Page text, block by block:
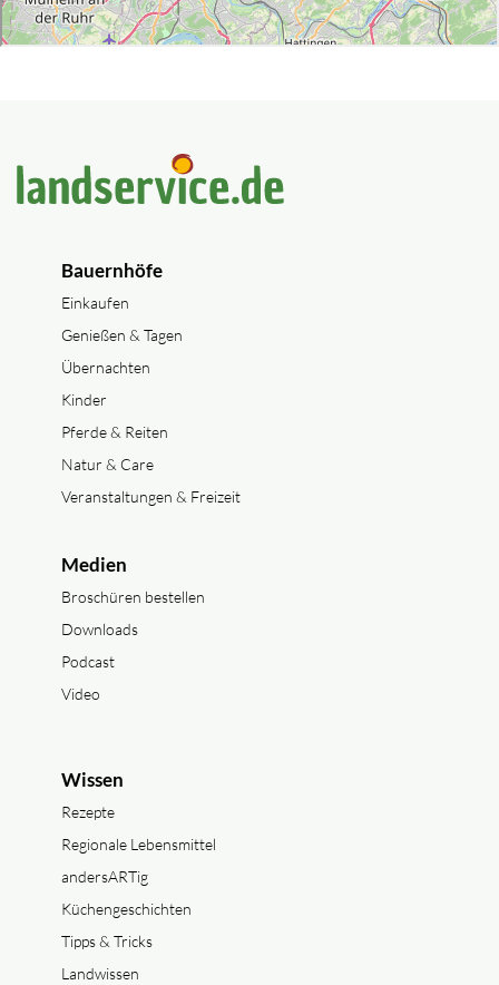
Bauernhöfe
Einkaufen
Genießen & Tagen
Übernachten
Kinder
Pferde & Reiten
Natur & Care
Veranstaltungen & Freizeit
Medien
Broschüren bestellen
Downloads
Podcast
Video
Wissen
Rezepte
Regionale Lebensmittel
andersARTig
Küchengeschichten
Tipps & Tricks
Landwissen